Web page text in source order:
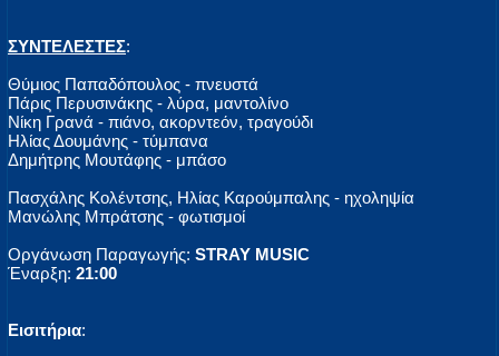
ΣΥΝΤΕΛΕΣΤΕΣ:
Θύμιος Παπαδόπουλος - πνευστά
Πάρις Περυσινάκης - λύρα, μαντολίνο
Νίκη Γρανά - πιάνο, ακορντεόν, τραγούδι
Ηλίας Δουμάνης - τύμπανα
Δημήτρης Μουτάφης - μπάσο
Πασχάλης Κολέντσης, Ηλίας Καρούμπαλης - ηχοληψία
Μανώλης Μπράτσης - φωτισμοί
Οργάνωση Παραγωγής: STRAY MUSIC
Έναρξη: 21:00
Εισιτήρια: